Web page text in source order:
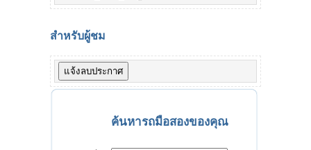
สำหรับผู้ชม
ค้นหารถมือสองของคุณ